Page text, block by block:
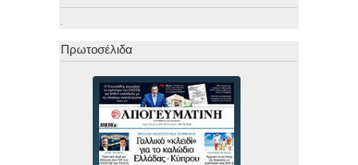
.
Πρωτοσέλιδα